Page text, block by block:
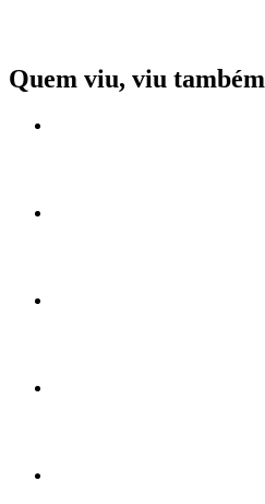
Quem viu, viu também